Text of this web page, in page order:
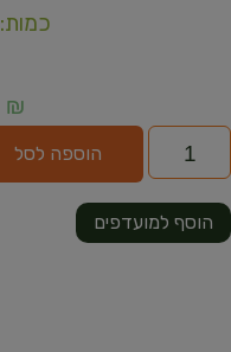
כמות: 90
₪
הוספה לסל
הוסף למועדפים